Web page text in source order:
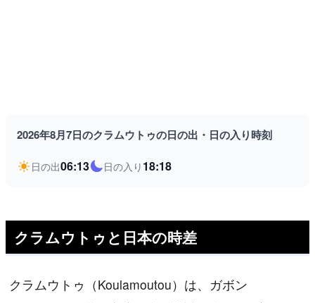
2026年8月7日のクラムウトゥの日の出・日の入り時刻
日の出06:13 日の入り 18:18
クラムウトゥと日本の時差
クラムウトゥ（Koulamoutou）は、ガボン